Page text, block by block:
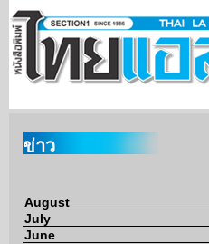
ข่าว
August
July
June